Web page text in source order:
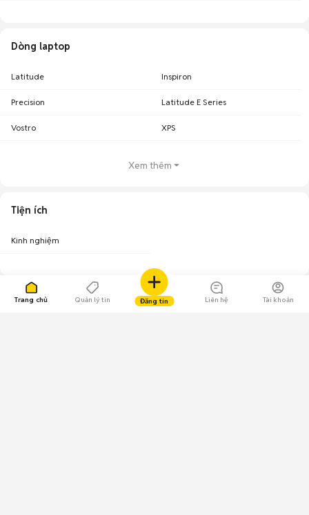
Trang chủ Quản lý tin Đăng tin Liên hệ Tài khoản
Dòng laptop
Latitude Inspiron
Precision Latitude E Series
Vostro XPS
Xem thêm
Tiện ích
Kinh nghiệm